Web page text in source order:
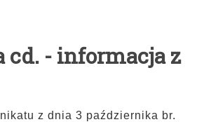
cd. - informacja z
z dnia 3 października br.
THB 0.1129 USD